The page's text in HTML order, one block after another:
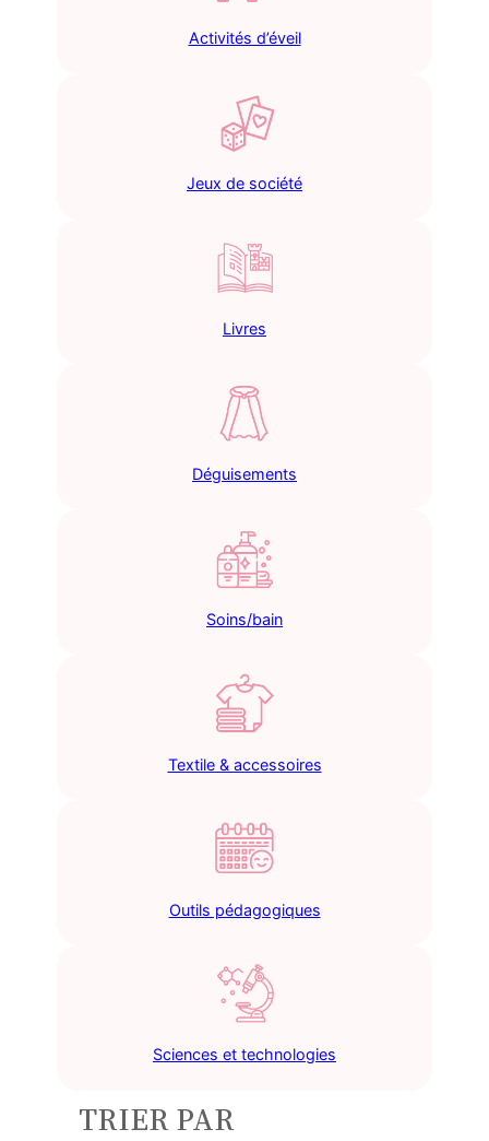
Activités d’éveil
Jeux de société
Livres
Déguisements
Soins/bain
Textile & accessoires
Outils pédagogiques
Sciences et technologies
TRIER PAR